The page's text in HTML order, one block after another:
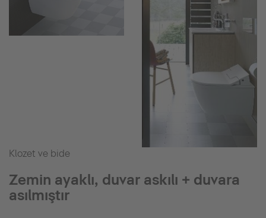
Klozet ve bide
Zemin ayaklı, duvar askılı + duvara
asılmıştır